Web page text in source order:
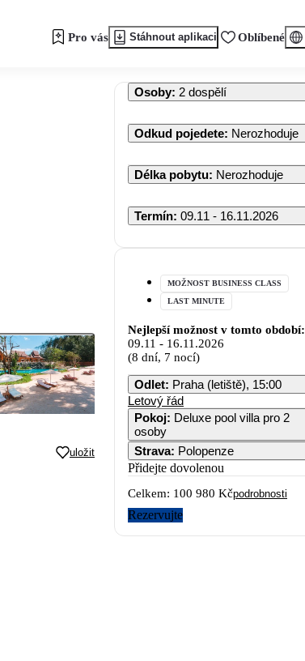
Pro vás Stáhnout aplikaci Oblíbené
uložit
Osoby: 2 dospělí
Odkud pojedete: Nerozhoduje
Délka pobytu: Nerozhoduje
Termín: 09.11 - 16.11.2026
MOŽNOST BUSINESS CLASS
LAST MINUTE
Nejlepší možnost v tomto období:
09.11 - 16.11.2026
(8 dní, 7 nocí)
Odlet: Praha (letiště), 15:00
Letový řád
Pokoj: Deluxe pool villa pro 2
osoby
Strava: Polopenze
Přidejte dovolenou
Celkem: 100 980 Kčpodrobnosti
Rezervujte